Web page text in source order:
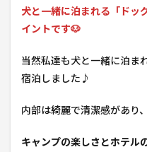
犬と一緒に泊まれる「ドッ
イントです🐶
当然私達も犬と一緒に泊ま
宿泊しました♪
内部は綺麗で清潔感があり、
キャンプの楽しさとホテル